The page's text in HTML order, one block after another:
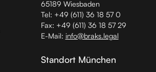
65189 Wiesbaden
Tel: +49 (611) 36 18 57 0
Fax: +49 (611) 36 18 57 29
E-Mail: info@braks.legal
Standort München